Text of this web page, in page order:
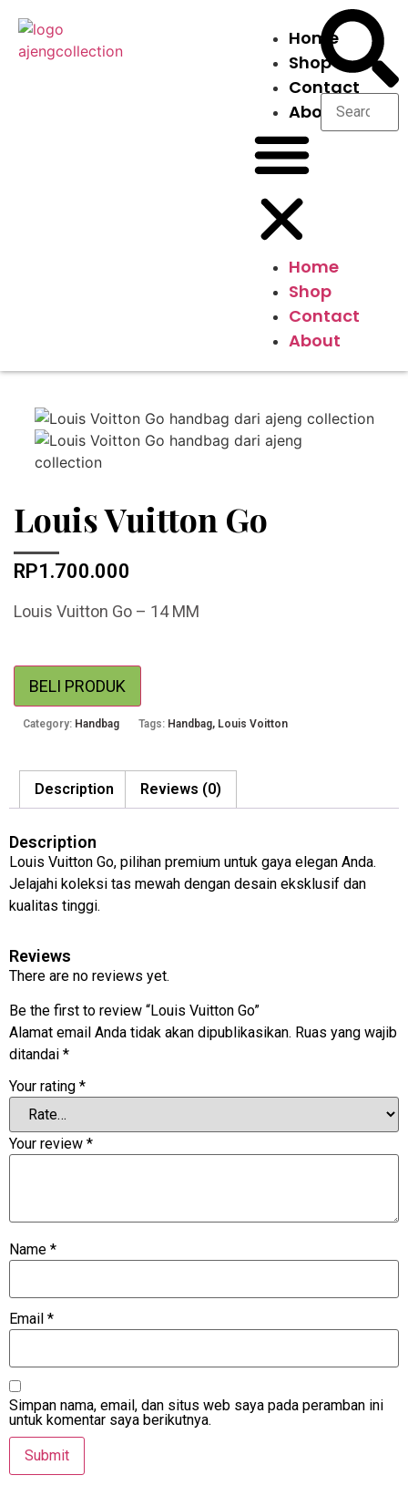
Home
Shop
Contact
About
Home
Shop
Contact
About
Louis Vuitton Go
RP1.700.000
Louis Vuitton Go – 14 MM
BELI PRODUK
Category: Handbag Tags: Handbag, Louis Voitton
Description Reviews (0)
Description
Louis Vuitton Go, pilihan premium untuk gaya elegan Anda.
Jelajahi koleksi tas mewah dengan desain eksklusif dan
kualitas tinggi.
Reviews
There are no reviews yet.
Be the first to review “Louis Vuitton Go”
Alamat email Anda tidak akan dipublikasikan. Ruas yang wajib
ditandai *
Your rating *
Your review *
Name *
Email *
Simpan nama, email, dan situs web saya pada peramban ini
untuk komentar saya berikutnya.